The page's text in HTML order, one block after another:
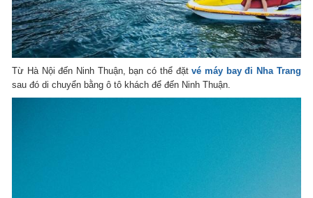
Từ Hà Nội đến Ninh Thuận, bạn có thể đặtvé máy bay đi Nha Trang
sau đó di chuyển bằng ô tô khách để đến Ninh Thuận.